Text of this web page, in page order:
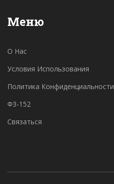
Меню
О Нас
Условия Использования
Политика Конфиденциальности
ФЗ-152
Связаться